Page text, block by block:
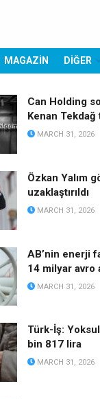
MAGAZİN DİĞER
Can Holding
Kenan
MARCH 31, 2026
Özkan Yalım
uzaklaştırıldı
MARCH 31, 2026
AB’nin enerji
14 milyar avro
MARCH 31, 2026
Türk-İş:
bin 817 lira
MARCH 31, 2026